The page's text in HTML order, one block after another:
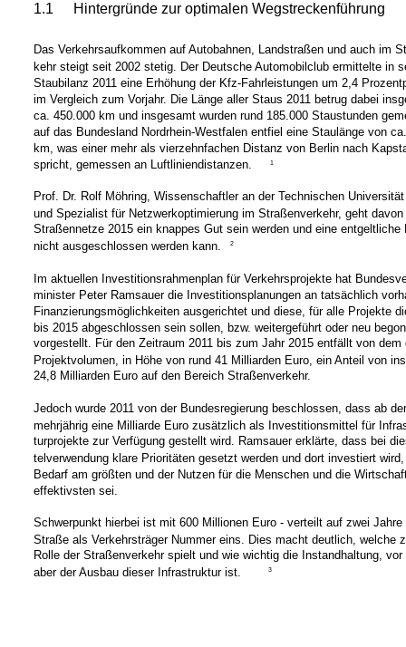
1.1 Hintergründe zur optimalen Wegstreckenführung
Das Verkehrsaufkommen auf Autobahnen, Landstraßen und auch im
kehr steigt seit 2002 stetig. Der Deutsche Automobilclub ermittelte in
Staubilanz 2011 eine Erhöhung der Kfz-Fahrleistungen um 2,4
im Vergleich zum Vorjahr. Die Länge aller Staus 2011 betrug dabei
ca. 450.000 km und insgesamt wurden rund 185.000 Staustunden
auf das Bundesland Nordrhein-Westfalen entfiel eine Staulänge von
km, was einer mehr als vierzehnfachen Distanz von Berlin nach
spricht, gemessen an Luftliniendistanzen.
1
Prof. Dr. Rolf Möhring, Wissenschaftler an der Technischen
und Spezialist für Netzwerkoptimierung im Straßenverkehr, geht
Straßennetze 2015 ein knappes Gut sein werden und eine entgeltliche
nicht ausgeschlossen werden kann.
2
Im aktuellen Investitionsrahmenplan für Verkehrsprojekte hat
minister Peter Ramsauer die Investitionsplanungen an tatsächlich
Finanzierungsmöglichkeiten ausgerichtet und diese, für alle Projekte
bis 2015 abgeschlossen sein sollen, bzw. weitergeführt oder neu
vorgestellt. Für den Zeitraum 2011 bis zum Jahr 2015 entfällt von dem
Projektvolumen, in Höhe von rund 41 Milliarden Euro, ein Anteil von
24,8 Milliarden Euro auf den Bereich Straßenverkehr.
Jedoch wurde 2011 von der Bundesregierung beschlossen, dass ab
mehrjährig eine Milliarde Euro zusätzlich als Investitionsmittel für
turprojekte zur Verfügung gestellt wird. Ramsauer erklärte, dass bei
telverwendung klare Prioritäten gesetzt werden und dort investiert
Bedarf am größten und der Nutzen für die Menschen und die
effektivsten sei.
Schwerpunkt hierbei ist mit 600 Millionen Euro - verteilt auf zwei Jahre
Straße als Verkehrsträger Nummer eins. Dies macht deutlich, welche
Rolle der Straßenverkehr spielt und wie wichtig die Instandhaltung, vor
aber der Ausbau dieser Infrastruktur ist.
3